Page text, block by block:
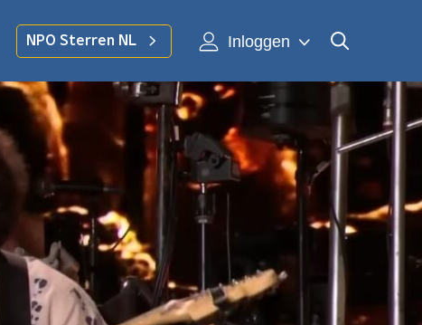
NPO Sterren NL Inloggen